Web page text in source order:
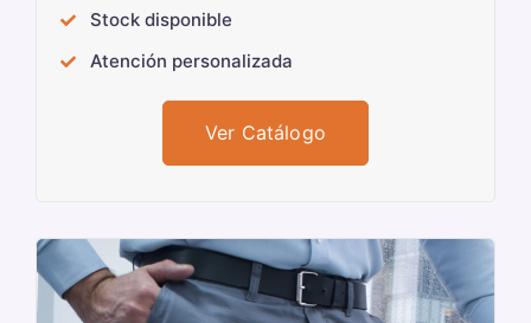
Stock disponible
Atención personalizada
Ver Catálogo